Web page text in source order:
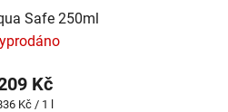
Safe 250ml
Kč
Kč / 1 l